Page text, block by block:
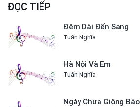
ĐỌC TIẾP
Đêm Dài Đến Sang
Tuấn Nghĩa
Hà Nội Và Em
Tuấn Nghĩa
Ngày Chưa Giông Bão